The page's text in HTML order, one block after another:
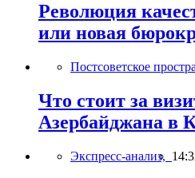
Революция
или новая
Постсоветское
Что стоит за
Азербайджана в
Экспресс-анализ,